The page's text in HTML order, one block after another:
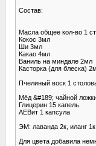
Состав:
Масла общее кол-во 1
Кокос 3мл
Ши 3мл
Какао 4мл
Ваниль на миндале 2мл
Касторка (для блеска)
Пчелиный воск 1
Мёд &#189; чайной
Глицерин 15 капель
АЕВит 1 капсула
ЭМ: лаванда 2к, иланг
Для цвета добавила